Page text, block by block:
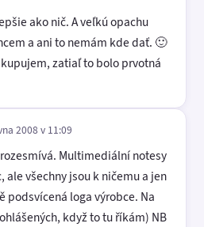
ako nič. A veľkú opachu
a ani to nemám kde dať. 🙂
zatiaľ to bolo prvotná
2008 v 11:09
Multimediální notesy
ale všechny jsou k ničemu a jen
podsvícená loga výrobce. Na
když to tu říkám) NB